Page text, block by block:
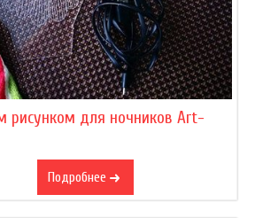
рисунком для ночников Art-
Подробнее